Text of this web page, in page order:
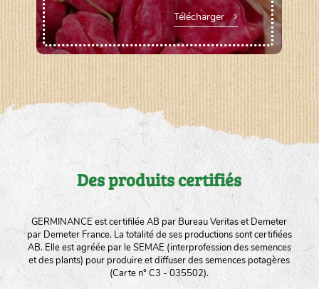
Télécharger
Des produits certifiés
GERMINANCE est certifilée AB par Bureau Veritas et Demeter
par Demeter France. La totalité de ses productions sont certifiées
AB. Elle est agréée par le SEMAE (interprofession des semences
et des plants) pour produire et diffuser des semences potagères
(Carte n° C3 - 035502).